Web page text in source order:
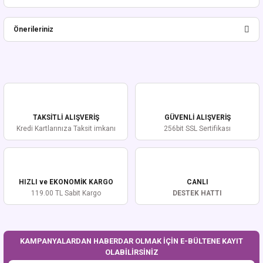
Bu ürüne ilk yorumu siz yapın!
Önerileriniz
Ürün resmi kalitesiz, bozuk veya görüntülenemiyor.
Ürün fiyatı diğer sitelerden daha pahalı.
Bu ürüne benzer farklı alternatifler olmalı.
TAKSİTLİ ALIŞVERİŞ
Kredi Kartlarınıza Taksit imkanı
GÜVENLİ ALIŞVERİŞ
256bit SSL Sertifikası
HIZLI ve EKONOMİK KARGO
119.00 TL Sabit Kargo
CANLI
DESTEK HATTI
KAMPANYALARDAN HABERDAR OLMAK İÇİN E-BÜLTENE KAYIT
OLABİLİRSİNİZ